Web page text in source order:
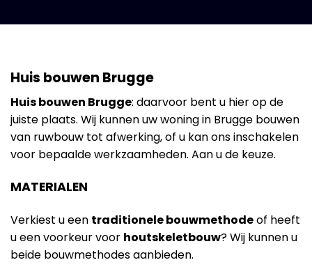
Huis bouwen Brugge
Huis bouwen Brugge: daarvoor bent u hier op de
juiste plaats. Wij kunnen uw woning in Brugge bouwen
van ruwbouw tot afwerking, of u kan ons inschakelen
voor bepaalde werkzaamheden. Aan u de keuze.
MATERIALEN
Verkiest u een traditionele bouwmethodeof heeft
u een voorkeur voor houtskeletbouw? Wij kunnen u
beide bouwmethodes aanbieden.